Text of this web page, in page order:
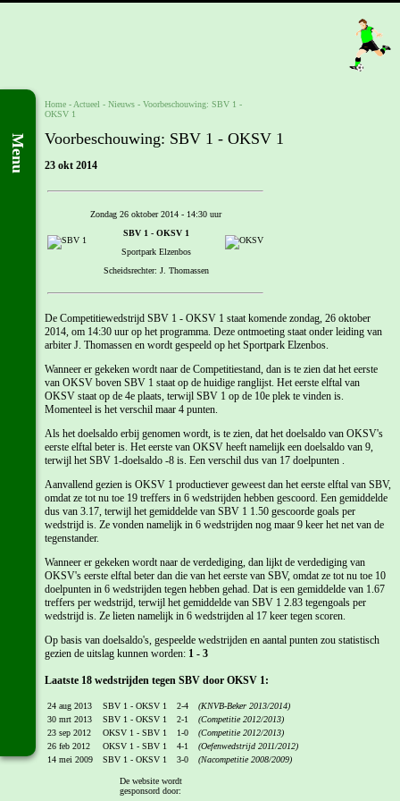
Menu
Home - Actueel - Nieuws - Voorbeschouwing: SBV 1 -
OKSV 1
Voorbeschouwing: SBV 1 - OKSV 1
23 okt 2014
Zondag 26 oktober 2014 - 14:30 uur
SBV 1 - OKSV 1
Sportpark Elzenbos
Scheidsrechter: J. Thomassen
De Competitiewedstrijd SBV 1 - OKSV 1 staat komende zondag, 26 oktober
2014, om 14:30 uur op het programma. Deze ontmoeting staat onder leiding van
arbiter J. Thomassen en wordt gespeeld op het Sportpark Elzenbos.
Wanneer er gekeken wordt naar de Competitiestand, dan is te zien dat het eerste
van OKSV boven SBV 1 staat op de huidige ranglijst. Het eerste elftal van
OKSV staat op de 4e plaats, terwijl SBV 1 op de 10e plek te vinden is.
Momenteel is het verschil maar 4 punten.
Als het doelsaldo erbij genomen wordt, is te zien, dat het doelsaldo van OKSV's
eerste elftal beter is. Het eerste van OKSV heeft namelijk een doelsaldo van 9,
terwijl het SBV 1-doelsaldo -8 is. Een verschil dus van 17 doelpunten .
Aanvallend gezien is OKSV 1 productiever geweest dan het eerste elftal van SBV,
omdat ze tot nu toe 19 treffers in 6 wedstrijden hebben gescoord. Een gemiddelde
dus van 3.17, terwijl het gemiddelde van SBV 1 1.50 gescoorde goals per
wedstrijd is. Ze vonden namelijk in 6 wedstrijden nog maar 9 keer het net van de
tegenstander.
Wanneer er gekeken wordt naar de verdediging, dan lijkt de verdediging van
OKSV's eerste elftal beter dan die van het eerste van SBV, omdat ze tot nu toe 10
doelpunten in 6 wedstrijden tegen hebben gehad. Dat is een gemiddelde van 1.67
treffers per wedstrijd, terwijl het gemiddelde van SBV 1 2.83 tegengoals per
wedstrijd is. Ze lieten namelijk in 6 wedstrijden al 17 keer tegen scoren.
Op basis van doelsaldo's, gespeelde wedstrijden en aantal punten zou statistisch
gezien de uitslag kunnen worden: 1 - 3
Laatste 18 wedstrijden tegen SBV door OKSV 1:
24 aug 2013 SBV 1 - OKSV 1 2-4
(KNVB-Beker 2013/2014)
30 mrt 2013
SBV 1 - OKSV 1 2-1
(Competitie 2012/2013)
23 sep 2012
OKSV 1 - SBV 1 1-0
(Competitie 2012/2013)
26 feb 2012
OKSV 1 - SBV 1 4-1
(Oefenwedstrijd 2011/2012)
14 mei 2009
SBV 1 - OKSV 1 3-0
(Nacompetitie 2008/2009)
OKSV 1 - SBV 1 0-4
De website wordt
gesponsord door: